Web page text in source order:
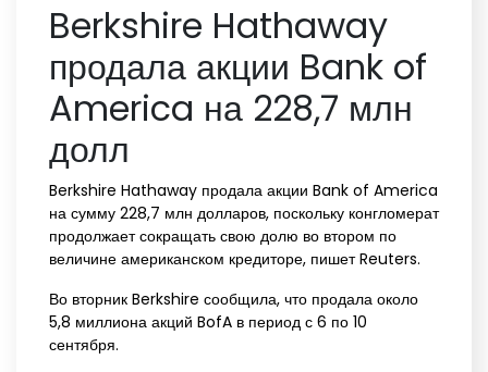
Berkshire Hathaway
продала акции Bank of
America на 228,7 млн
долл
Berkshire Hathaway продала акции Bank of America
на сумму 228,7 млн долларов, поскольку конгломерат
продолжает сокращать свою долю во втором по
величине американском кредиторе, пишет Reuters.
Во вторник Berkshire сообщила, что продала около
5,8 миллиона акций BofA в период с 6 по 10
сентября.